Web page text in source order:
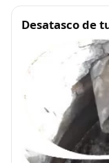
Desatasco de